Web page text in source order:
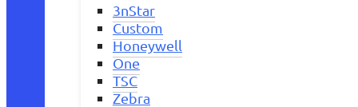
3nStar
Custom
Honeywell
One
TSC
Zebra